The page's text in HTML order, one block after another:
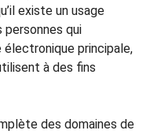
existe un usage
personnes qui
principale,
à des fins
des domaines de